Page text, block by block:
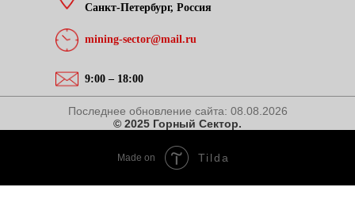
Санкт-Петербург, Россия
mining-sector@mail.ru
9:00 – 18:00
Последнее обновление сайта: 08.08.2026
© 2025 Горный Сектор.
Made on Tilda